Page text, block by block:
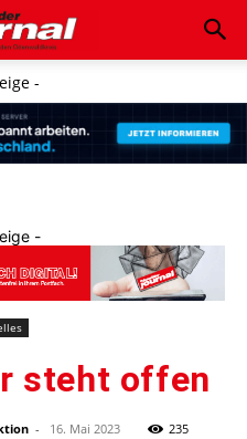
-
-
steht offen
- 16. Mai 2023 235